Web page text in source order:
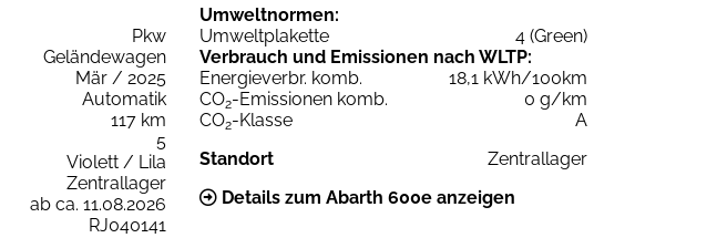
Pkw
Geländewagen
Mär / 2025
Automatik
117 km
5
Violett / Lila
Zentrallager
ab ca. 11.08.2026
RJ040141
Umweltnormen:
Umweltplakette
4 (Green)
Verbrauch und Emissionen nach WLTP:
Energieverbr. komb.
18,1 kWh/100km
CO2-Emissionen komb.
0 g/km
CO2-Klasse
A
Standort
Zentrallager
Details zum Abarth 600e anzeigen